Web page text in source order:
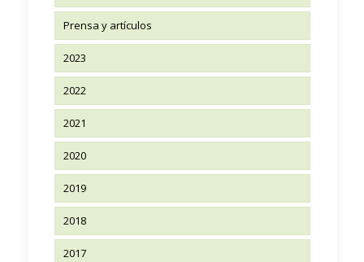
Prensa y artículos
2023
2022
2021
2020
2019
2018
2017